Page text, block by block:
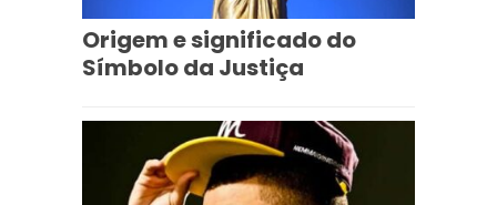
Origem e significado do
Símbolo da Justiça